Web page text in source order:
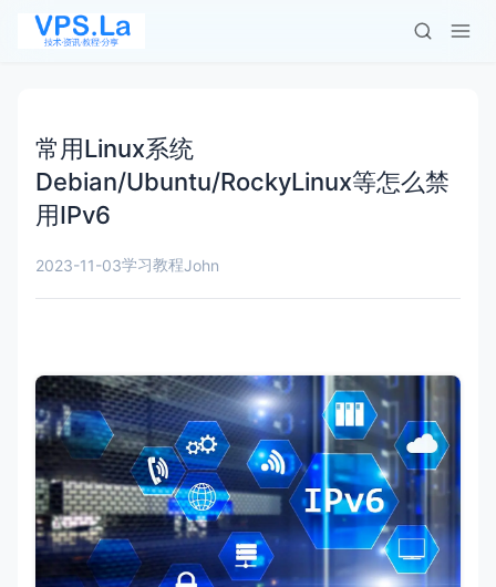
常用Linux系统
Debian/Ubuntu/RockyLinux等怎么禁
用IPv6
2023-11-03学习教程John